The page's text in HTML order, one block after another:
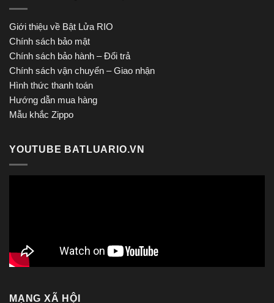
Giới thiệu về Bật Lửa RIO
Chính sách bảo mật
Chính sách bảo hành – Đổi trả
Chính sách vận chuyển – Giao nhận
Hình thức thanh toán
Hướng dẫn mua hàng
Mẫu khắc Zippo
YOUTUBE BATLUARIO.VN
MẠNG XÃ HỘI